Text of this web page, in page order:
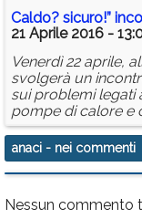
Caldo? sicuro!”
21 Aprile 2016 -
Venerdì 22 aprile,
svolgerà un
sui problemi legati
pompe di calore e
anaci - nei commenti
Nessun commento